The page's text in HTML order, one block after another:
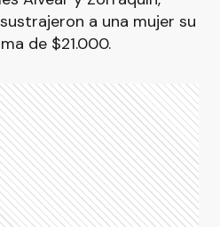
a una mujer su
de $21.000.